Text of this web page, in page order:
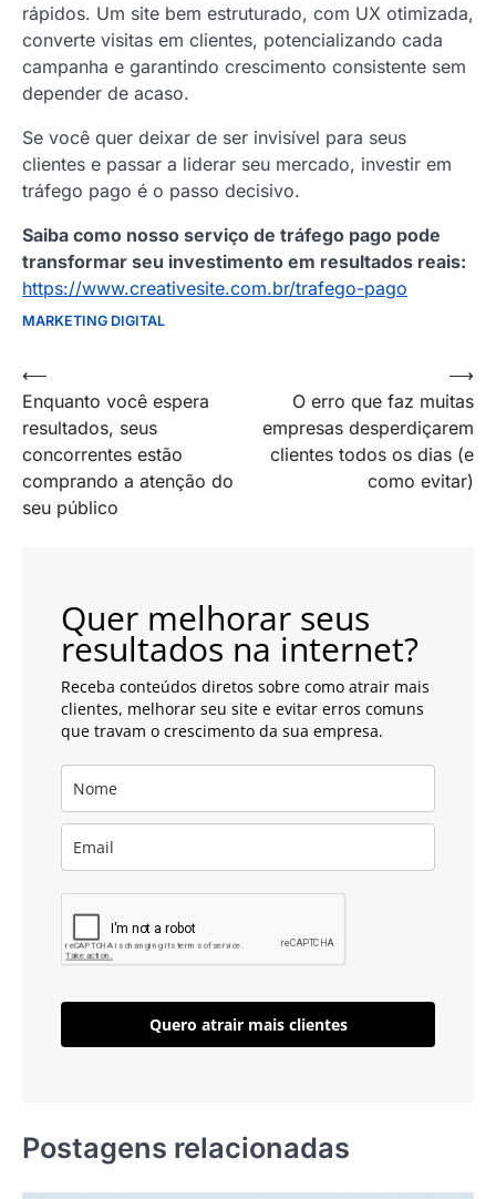
rápidos. Um site bem estruturado, com UX otimizada,
converte visitas em clientes, potencializando cada
campanha e garantindo crescimento consistente sem
depender de acaso.
Se você quer deixar de ser invisível para seus
clientes e passar a liderar seu mercado, investir em
tráfego pago é o passo decisivo.
Saiba como nosso serviço de tráfego pago pode
transformar seu investimento em resultados reais:
https://www.creativesite.com.br/trafego-pago
MARKETING DIGITAL
Navegação
de
artigos
⟵
Enquanto você espera
resultados, seus
concorrentes estão
comprando a atenção do
seu público
O erro que faz muitas
empresas desperdiçarem
clientes todos os dias (e
como evitar)
⟶
Quer melhorar seus
resultados na internet?
Receba conteúdos diretos sobre como atrair mais
clientes, melhorar seu site e evitar erros comuns
que travam o crescimento da sua empresa.
Quero atrair mais clientes
Postagens relacionadas